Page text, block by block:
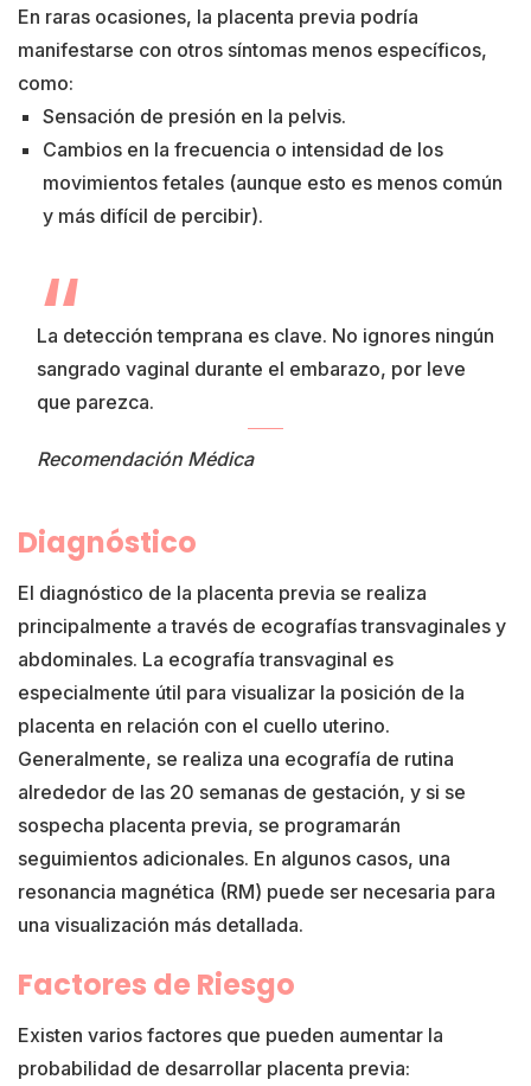
En raras ocasiones, la placenta previa podría
manifestarse con otros síntomas menos específicos,
como:
Sensación de presión en la pelvis.
Cambios en la frecuencia o intensidad de los
movimientos fetales (aunque esto es menos común
y más difícil de percibir).
La detección temprana es clave. No ignores ningún
sangrado vaginal durante el embarazo, por leve
que parezca.
Recomendación Médica
Diagnóstico
El diagnóstico de la placenta previa se realiza
principalmente a través de ecografías transvaginales y
abdominales. La ecografía transvaginal es
especialmente útil para visualizar la posición de la
placenta en relación con el cuello uterino.
Generalmente, se realiza una ecografía de rutina
alrededor de las 20 semanas de gestación, y si se
sospecha placenta previa, se programarán
seguimientos adicionales. En algunos casos, una
resonancia magnética (RM) puede ser necesaria para
una visualización más detallada.
Factores de Riesgo
Existen varios factores que pueden aumentar la
probabilidad de desarrollar placenta previa: